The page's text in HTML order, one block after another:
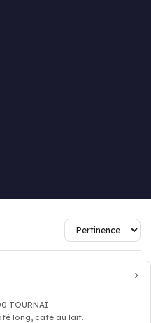
TOURNAI
long, café au lait...